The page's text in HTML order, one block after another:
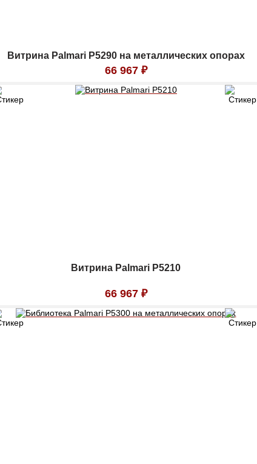
Витрина Palmari P5290 на металлических опорах
66 967 ₽
Витрина Palmari P5210
66 967 ₽